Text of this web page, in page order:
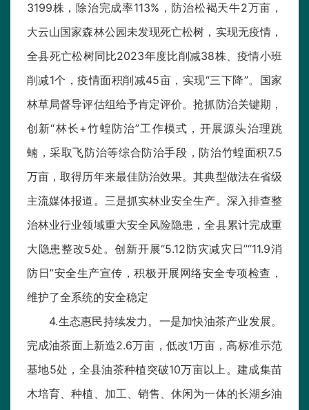
3199株，除治完成率113%，防治松褐天牛2万亩，
大云山国家森林公园未发现死亡松树，实现无疫情，
全县死亡松树同比2023年度比削减38株、疫情小班
削减1个，疫情面积削减45亩，实现“三下降”。国家
林草局督导评估组给予肯定评价。抢抓防治关键期，
创新“林长+竹蝗防治”工作模式，开展源头治理跳
蝻，采取飞防治等综合防治手段，防治竹蝗面积7.5
万亩，取得历年来最佳防治效果。其典型做法在省级
主流媒体报道。三是抓实林业安全生产。深入排查整
治林业行业领域重大安全风险隐患，全县累计完成重
大隐患整改5处。创新开展“5.12防灾减灾日”“11.9消
防日”安全生产宣传，积极开展网络安全专项检查，
维护了全系统的安全稳定
4.生态惠民持续发力。一是加快油茶产业发展。
完成油茶面上新造2.6万亩，低改1万亩，高标准示范
基地5处，全县油茶种植突破10万亩以上。建成集苗
木培育、种植、加工、销售、休闲为一体的长湖乡油